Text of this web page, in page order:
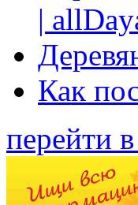
|
Как
перейти